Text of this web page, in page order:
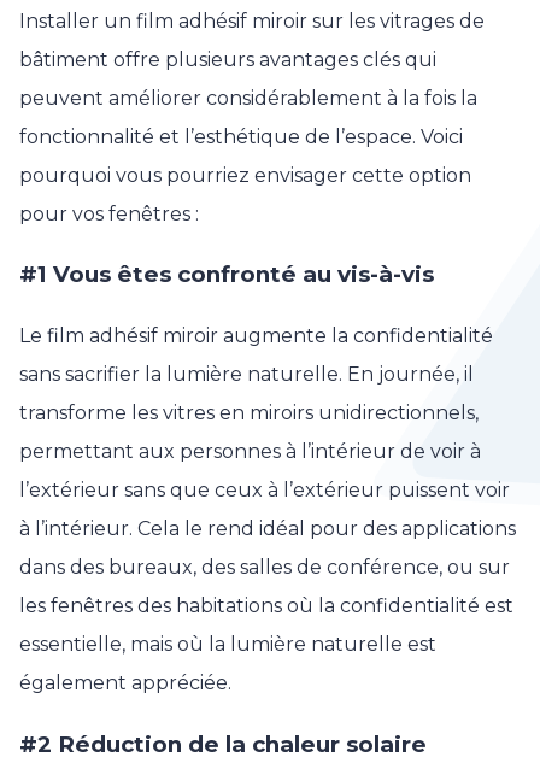
Installer un film adhésif miroir sur les vitrages de
bâtiment offre plusieurs avantages clés qui
peuvent améliorer considérablement à la fois la
fonctionnalité et l’esthétique de l’espace. Voici
pourquoi vous pourriez envisager cette option
pour vos fenêtres :
#1 Vous êtes confronté au vis-à-vis
Le film adhésif miroir augmente la confidentialité
sans sacrifier la lumière naturelle. En journée, il
transforme les vitres en miroirs unidirectionnels,
permettant aux personnes à l’intérieur de voir à
l’extérieur sans que ceux à l’extérieur puissent voir
à l’intérieur. Cela le rend idéal pour des applications
dans des bureaux, des salles de conférence, ou sur
les fenêtres des habitations où la confidentialité est
essentielle, mais où la lumière naturelle est
également appréciée.
#2 Réduction de la chaleur solaire